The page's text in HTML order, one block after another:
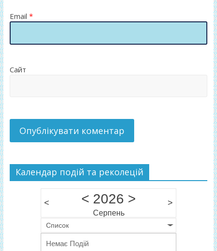
Email *
Сайт
Календар подій та реколецій
< < 2026 >
Серпень
>
Список
Немає Подій